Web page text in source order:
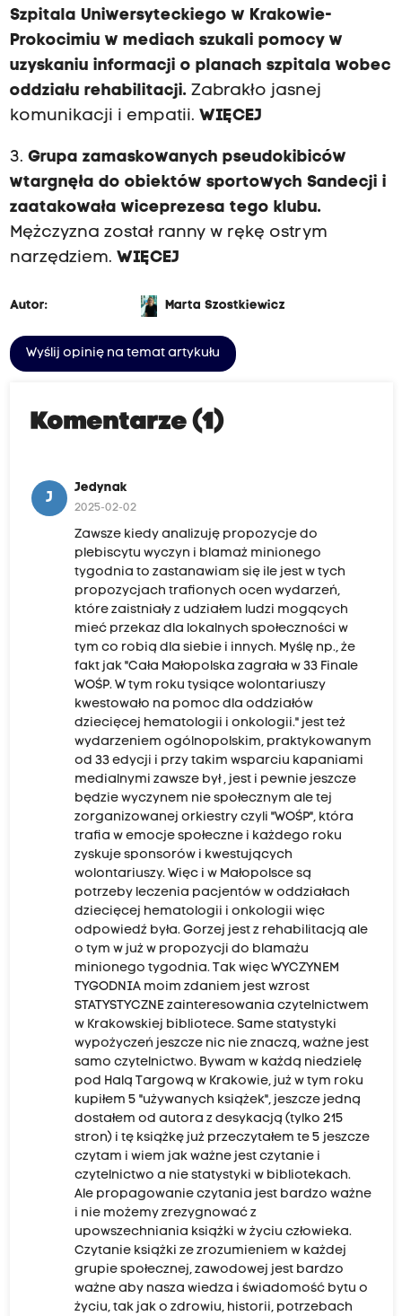
Szpitala Uniwersyteckiego w Krakowie-
Prokocimiu w mediach szukali pomocy w
uzyskaniu informacji o planach szpitala wobec
oddziału rehabilitacji.Zabrakło jasnej
komunikacji i empatii. WIĘCEJ
3. Grupa zamaskowanych pseudokibiców
wtargnęła do obiektów sportowych Sandecji i
zaatakowała wiceprezesa tego klubu.
Mężczyzna został ranny w rękę ostrym
narzędziem. WIĘCEJ
Autor: Marta Szostkiewicz
Wyślij opinię na temat artykułu
Komentarze (1)
J
Jedynak
2025-02-02
Zawsze kiedy analizuję propozycje do
plebiscytu wyczyn i blamaż minionego
tygodnia to zastanawiam się ile jest w tych
propozycjach trafionych ocen wydarzeń,
które zaistniały z udziałem ludzi mogących
mieć przekaz dla lokalnych społeczności w
tym co robią dla siebie i innych. Myślę np., że
fakt jak "Cała Małopolska zagrała w 33 Finale
WOŚP. W tym roku tysiące wolontariuszy
kwestowało na pomoc dla oddziałów
dziecięcej hematologii i onkologii." jest też
wydarzeniem ogólnopolskim, praktykowanym
od 33 edycji i przy takim wsparciu kapaniami
medialnymi zawsze był , jest i pewnie jeszcze
będzie wyczynem nie społecznym ale tej
zorganizowanej orkiestry czyli "WOŚP", która
trafia w emocje społeczne i każdego roku
zyskuje sponsorów i kwestujących
wolontariuszy. Więc i w Małopolsce są
potrzeby leczenia pacjentów w oddziałach
dziecięcej hematologii i onkologii więc
odpowiedź była. Gorzej jest z rehabilitacją ale
o tym w już w propozycji do blamażu
minionego tygodnia. Tak więc WYCZYNEM
TYGODNIA moim zdaniem jest wzrost
STATYSTYCZNE zainteresowania czytelnictwem
w Krakowskiej bibliotece. Same statystyki
wypożyczeń jeszcze nic nie znaczą, ważne jest
samo czytelnictwo. Bywam w każdą niedzielę
pod Halą Targową w Krakowie, już w tym roku
kupiłem 5 "używanych książek", jeszcze jedną
dostałem od autora z desykacją (tylko 215
stron) i tę książkę już przeczytałem te 5 jeszcze
czytam i wiem jak ważne jest czytanie i
czytelnictwo a nie statystyki w bibliotekach.
Ale propagowanie czytania jest bardzo ważne
i nie możemy zrezygnować z
upowszechniania książki w życiu człowieka.
Czytanie książki ze zrozumieniem w każdej
grupie społecznej, zawodowej jest bardzo
ważne aby nasza wiedza i świadomość bytu o
życiu, tak jak o zdrowiu, historii, potrzebach